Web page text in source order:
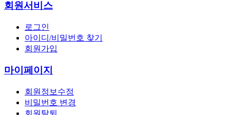
회원서비스
로그인
아이디/비밀번호 찾기
회원가입
마이페이지
회원정보수정
비밀번호 변경
회원탈퇴